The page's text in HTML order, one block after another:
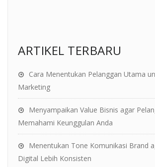
ARTIKEL TERBARU
Cara Menentukan Pelanggan Utama
Marketing
Menyampaikan Value Bisnis agar
Memahami Keunggulan Anda
Menentukan Tone Komunikasi Brand
Digital Lebih Konsisten